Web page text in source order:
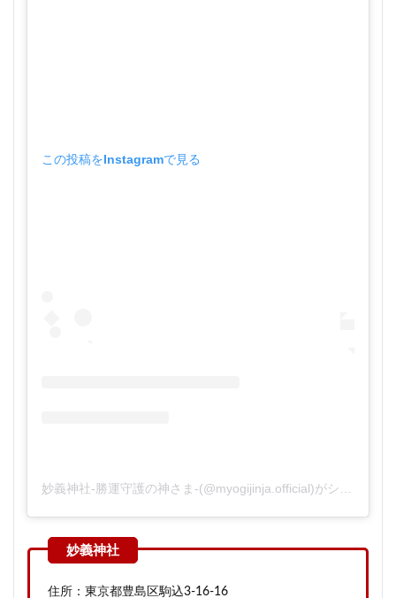
この投稿をInstagramで見る
住所：東京都豊島区駒込3-16-16